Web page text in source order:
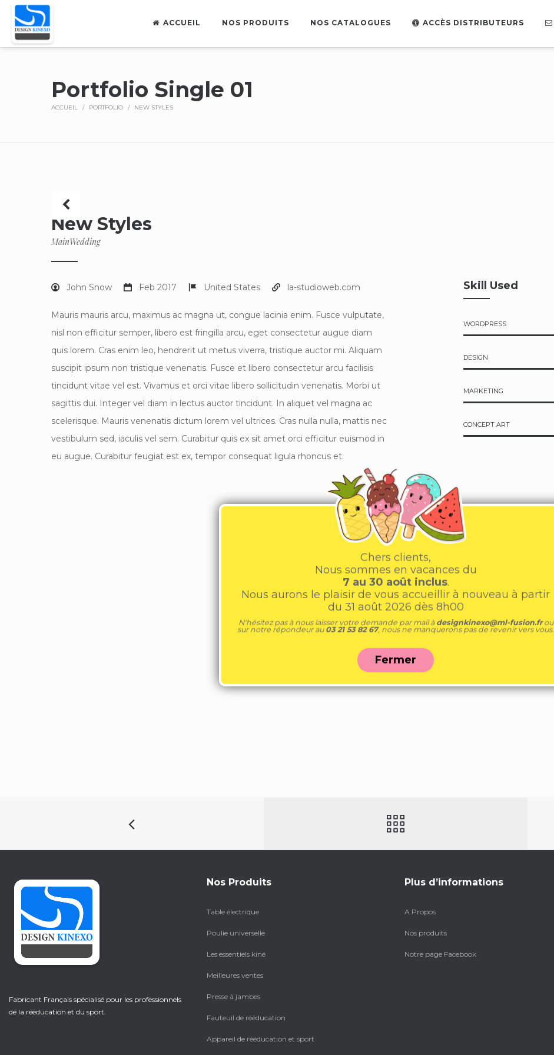
ACCUEIL NOS PRODUITS NOS CATALOGUES ACCÈS DISTRIBUTEURS
Portfolio Single 01
ACCUEIL / PORTFOLIO / NEW STYLES
New Styles
MainWedding
John Snow Feb 2017 United States la-studioweb.com
Mauris mauris arcu, maximus ac magna ut, congue lacinia enim. Fusce vulputate,
nisl non efficitur semper, libero est fringilla arcu, eget consectetur augue diam
quis lorem. Cras enim leo, hendrerit ut metus viverra, tristique auctor mi. Aliquam
suscipit ipsum non tristique venenatis. Fusce et libero consectetur arcu facilisis
tincidunt vitae vel est. Vivamus et orci vitae libero sollicitudin venenatis. Morbi ut
sagittis dui. Integer vel diam in lectus auctor tincidunt. In aliquet vel magna ac
scelerisque. Mauris venenatis dictum lorem vel ultrices. Cras nulla nulla, mattis nec
vestibulum sed, iaculis vel sem. Curabitur quis ex sit amet orci efficitur euismod in
eu augue. Curabitur feugiat est ex, tempor consequat ligula rhoncus et.
Skill Used
WORDPRESS
DESIGN
MARKETING
CONCEPT ART
Fabricant Français spécialisé pour les professionnels
de la rééducation et du sport.
Nos Produits
Table électrique
Poulie universelle
Les essentiels kiné
Meilleures ventes
Presse à jambes
Fauteuil de rééducation
Appareil de rééducation et sport
Plus d’informations
A Propos
Nos produits
Notre page Facebook
Chers clients,
Nous sommes en vacances du
7 au 30 août inclus.
Nous aurons le plaisir de vous accueillir à nouveau à partir
du 31 août 2026 dès 8h00
N'hésitez pas à nous laisser votre demande par mail à designkinexo@ml-fusion.frou
sur notre répondeur au 03 21 53 82 67, nous ne manquerons pas de revenir vers vous.
Fermer